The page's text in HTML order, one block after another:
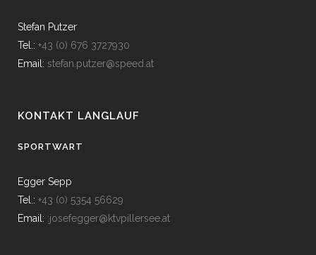
Stefan Putzer
Tel.: +43 (0) 676 3727930
Email: stefan.putzer@speed.at
KONTAKT LANGLAUF
SPORTWART
Egger Sepp
Tel.: +43 (0) 5354 56629
Email: :josefegger@ktvpillersee.at